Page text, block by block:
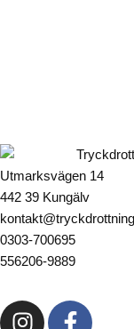
Utmarksvägen 14
442 39 Kungälv
0303-700695
556206-9889